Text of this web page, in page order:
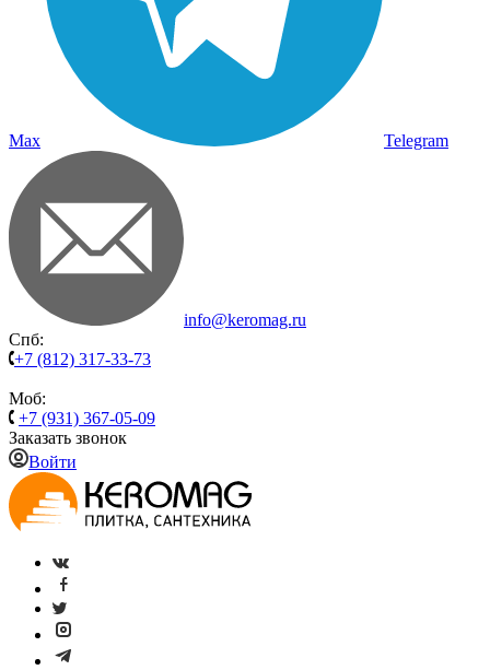
Max Telegram
info@keromag.ru
Спб:
+7 (812) 317-33-73
Моб:
+7 (931) 367-05-09
Заказать звонок
Войти